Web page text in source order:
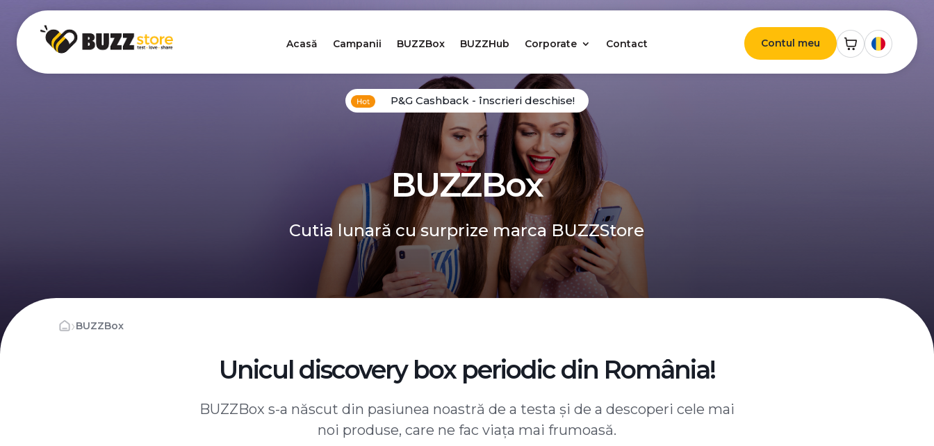
Acasă Campanii BUZZBox BUZZHub Corporate Contact Contul meu
P&G Cashback - înscrieri deschise!
BUZZBox
Cutia lunară cu surprize marca BUZZStore
›BUZZBox
Unicul discovery box periodic din România!
BUZZBox s-a născut din pasiunea noastră de a testa și de a descoperi cele mai
noi produse, care ne fac viața mai frumoasă.